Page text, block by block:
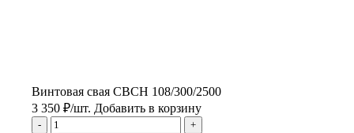
Винтовая свая CBCH 108/300/2500
3 350 ₽/шт. Добавить в корзину
- +